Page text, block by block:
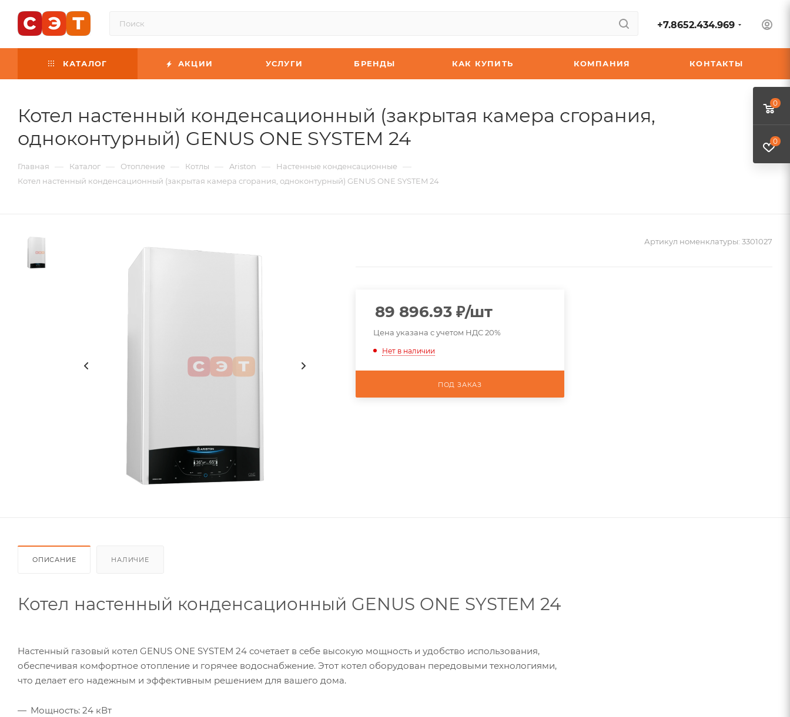
+7.8652.434.969
КАТАЛОГ АКЦИИ УСЛУГИ БРЕНДЫ КАК КУПИТЬ КОМПАНИЯ КОНТАКТЫ
Котел настенный конденсационный (закрытая камера сгорания,
одноконтурный) GENUS ONE SYSTEM 24
Главная — Каталог — Отопление — Котлы — Ariston — Настенные конденсационные —
Котел настенный конденсационный (закрытая камера сгорания, одноконтурный) GENUS ONE SYSTEM 24
Артикул номенклатуры: 3301027
89 896.93 ₽/шт
Цена указана с учетом НДС 20%
Нет в наличии
ПОД ЗАКАЗ
ОПИСАНИЕ НАЛИЧИЕ
Котел настенный конденсационный GENUS ONE SYSTEM 24
Настенный газовый котел GENUS ONE SYSTEM 24 сочетает в себе высокую мощность и удобство использования,
обеспечивая комфортное отопление и горячее водоснабжение. Этот котел оборудован передовыми технологиями,
что делает его надежным и эффективным решением для вашего дома.
Мощность: 24 кВт
0
0